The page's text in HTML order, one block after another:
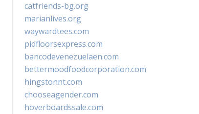
catfriends-bg.org
marianlives.org
waywardtees.com
pidfloorsexpress.com
bancodevenezuelaen.com
bettermoodfoodcorporation.com
hingstonnt.com
chooseagender.com
hoverboardssale.com